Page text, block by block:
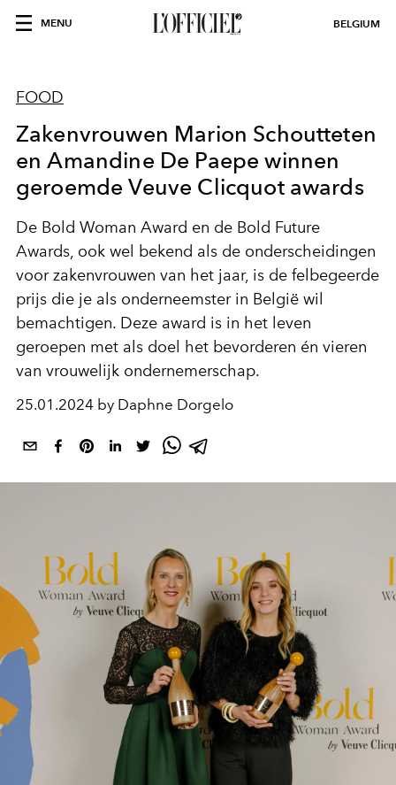
MENU BELGIUM
FOOD
Zakenvrouwen Marion Schoutteten
en Amandine De Paepe winnen
geroemde Veuve Clicquot awards
De Bold Woman Award en de Bold Future
Awards, ook wel bekend als de onderscheidingen
voor zakenvrouwen van het jaar, is de felbegeerde
prijs die je als onderneemster in België wil
bemachtigen. Deze award is in het leven
geroepen met als doel het bevorderen én vieren
van vrouwelijk ondernemerschap.
25.01.2024 by Daphne Dorgelo